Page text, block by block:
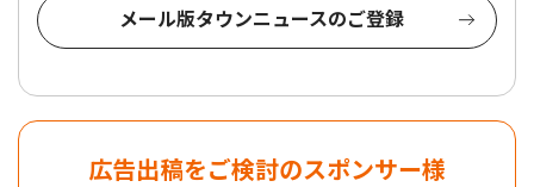
メール版タウンニュースのご登録
広告出稿をご検討のスポンサー様